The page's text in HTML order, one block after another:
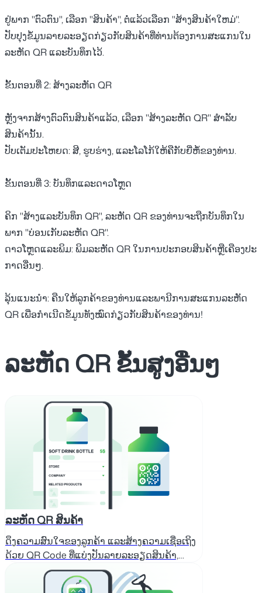
ຢູ່ພາກ "ຕົວຕົນ", ເລືອກ "ສິນຄ້າ", ຕໍ່ແລ້ວເລືອກ "ສ້າງສິນຄ້າໃຫມ່".
ປັບປຸງຂໍ້ມູນລາຍລະອຽດກ່ຽວກັບສິນຄ້າທີ່ທ່ານຕ້ອງການສະແກນໃນ
ລະຫັດ QR ແລະບັນທຶກໄວ້.
ຂັ້ນຕອນທີ່ 2: ສ້າງລະຫັດ QR
ຫຼັງຈາກສ້າງຕົວຕົນສິນຄ້າແລ້ວ, ເລືອກ "ສ້າງລະຫັດ QR" ສຳລັບ
ສິນຄ້ານັ້ນ.
ປັບເຕັມປະໂຫຍດ: ສີ, ຮູບຮ່າງ, ແລະໂລໂກ້ໃຫ້ຄືກັບຍີ່ຫໍ້ຂອງທ່ານ.
ຂັ້ນຕອນທີ່ 3: ບັນທຶກແລະດາວໂຫຼດ
ຄິກ "ສ້າງແລະບັນທຶກ QR", ລະຫັດ QR ຂອງທ່ານຈະຖືກບັນທຶກໃນ
ພາກ "ບ່ອນເກັບລະຫັດ QR".
ດາວໂຫຼດແລະພິມ: ພິມລະຫັດ QR ໃນການປະກອບສິນຄ້າຫຼືເຄືອງປະ
ກາດອື່ນໆ.
ລຸ້ນແນະນໍາ: ຄືນໃຫ້ລູກຄ້າຂອງທ່ານແລະພານີການສະແກນລະຫັດ
QR ເພື່ອກໍາເນີດຂໍ້ມູນທັງໝົດກ່ຽວກັບສິນຄ້າຂອງທ່ານ!
ລະຫັດ QR ຂັ້ນສູງອື່ນໆ
ລະຫັດ QR ສິນຄ້າ
ດຶງຄວາມສົນໃຈຂອງລູກຄ້າ ແລະສ້າງຄວາມເຊື່ອເຖິງ
ດ້ວຍ QR Code ທີ່ແບ່ງປັນລາຍລະອຽດສິນຄ້າ,
ປະຫວັດການຜະລິດ, ປະໂຫຍດ, ແລະໂປຣໂມຊັນ - ໃນ
ການສະແກນຄັ້ງດຽວ.